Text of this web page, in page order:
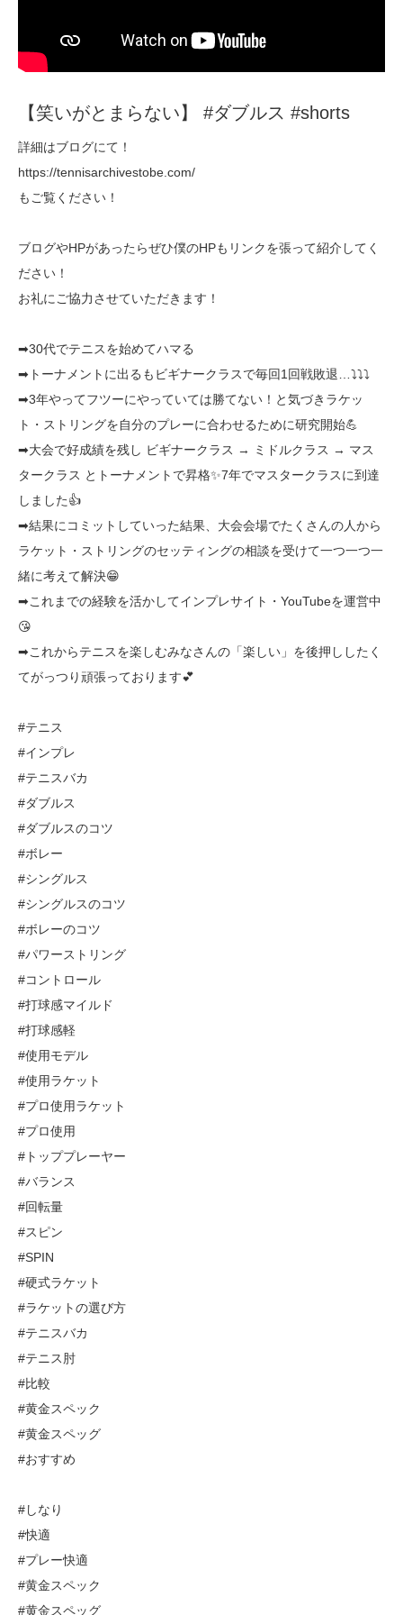
【笑いがとまらない】 #ダブルス #shorts
詳細はブログにて！
https://tennisarchivestobe.com/
もご覧ください！
ブログやHPがあったらぜひ僕のHPもリンクを張って紹介してく
ださい！
お礼にご協力させていただきます！
➡30代でテニスを始めてハマる
➡トーナメントに出るもビギナークラスで毎回1回戦敗退…⤵⤵⤵
➡3年やってフツーにやっていては勝てない！と気づきラケッ
ト・ストリングを自分のプレーに合わせるために研究開始💪
➡大会で好成績を残し ビギナークラス → ミドルクラス → マス
タークラス とトーナメントで昇格✨7年でマスタークラスに到達
しました👍
➡結果にコミットしていった結果、大会会場でたくさんの人から
ラケット・ストリングのセッティングの相談を受けて一つ一つ一
緒に考えて解決😁
➡これまでの経験を活かしてインプレサイト・YouTubeを運営中
😘
➡これからテニスを楽しむみなさんの「楽しい」を後押ししたく
てがっつり頑張っております💕
#テニス
#インプレ
#テニスバカ
#ダブルス
#ダブルスのコツ
#ボレー
#シングルス
#シングルスのコツ
#ボレーのコツ
#パワーストリング
#コントロール
#打球感マイルド
#打球感軽
#使用モデル
#使用ラケット
#プロ使用ラケット
#プロ使用
#トッププレーヤー
#バランス
#回転量
#スピン
#SPIN
#硬式ラケット
#ラケットの選び方
#テニスバカ
#テニス肘
#比較
#黄金スペック
#黄金スペッグ
#おすすめ
#しなり
#快適
#プレー快適
#黄金スペック
#黄金スペッグ